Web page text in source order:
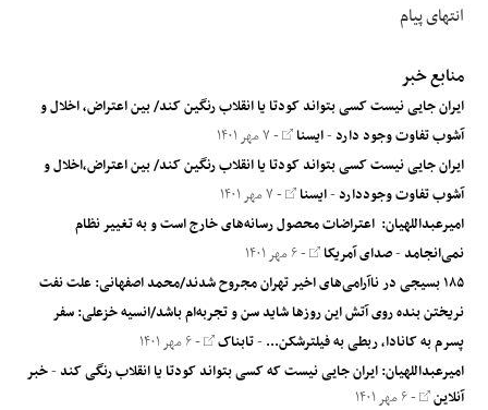
انتهای پیام
منابع خبر
ایران جایی نیست کسی بتواند کودتا یا انقلاب رنگین کند/ بین اعتراض، اخلال و
آشوب تفاوت وجود دارد-ایسنا - ۷ مهر ۱۴۰۱
ایران جایی نیست کسی بتواند کودتا یا انقلاب رنگین کند/ بین اعتراض،اخلال و
آشوب تفاوت وجوددارد-ایسنا - ۷ مهر ۱۴۰۱
امیرعبداللهیان: اعتراضات محصول رسانه‌های خارج است و به تغییر نظام
نمی‌انجامد-صدای آمریکا - ۶ مهر ۱۴۰۱
۱۸۵ بسیجی در ناآرامی‌های اخیر تهران مجروح شدند/محمد اصفهانی: علت نفت
نریختن بنده روی آتش این روزها شاید سن و تجربه‌ام باشد/انسیه خزعلی: سفر
پسرم به کانادا، ربطی به فیلترشکن...-تابناک - ۶ مهر ۱۴۰۱
امیرعبداللهیان: ایران جایی نیست که کسی بتواند کودتا یا انقلاب رنگی کند-خبر
آنلاین - ۶ مهر ۱۴۰۱